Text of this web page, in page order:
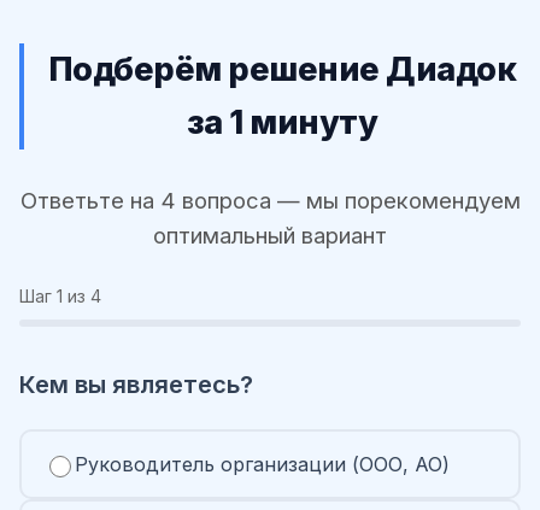
Подберём решение Диадок
за 1 минуту
Ответьте на 4 вопроса — мы порекомендуем
оптимальный вариант
Шаг 1 из 4
Кем вы являетесь?
Руководитель организации (ООО, АО)